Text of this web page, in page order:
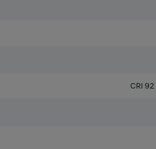
CRI 92